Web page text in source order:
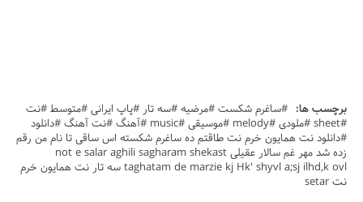
برچسب ها: #ساغرم شکست #مرضیه #سه تار #پاپ ایرانی #متوسط #نت
#sheet #ملودی #melody #موسیقی #music #آهنگ #نت آهنگ #دانلود
#دانلود نت همایون خرم نت طاقتم ده ساغرم شکسته اس ساقی تا نام من رقم
زده شد مهر غم سالار عقیلی not e salar aghili sagharam shekast
taghatam de marzie kj Hk' shyvl a;sj ilhd,k ovl سه تار نت همایون خرم
نت setar